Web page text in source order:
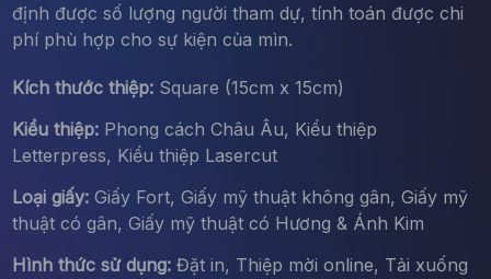
định được số lượng người tham dự, tính toán được chi
phí phù hợp cho sự kiện của mìn.
Kích thước thiệp:Square (15cm x 15cm)
Kiểu thiệp:Phong cách Châu Âu, Kiểu thiệp
Letterpress, Kiểu thiệp Lasercut
Loại giấy:Giấy Fort, Giấy mỹ thuật không gân, Giấy mỹ
thuật có gân, Giấy mỹ thuật có Hương & Ánh Kim
Hình thức sử dụng:Đặt in, Thiệp mời online, Tải xuống